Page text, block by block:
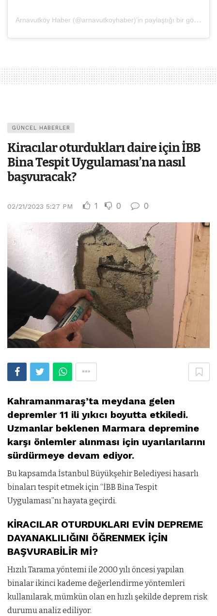
Arnavutköy Haber (@arnavutkoyhaber)’in paylaştığı bir gönderi
GÜNCEL HABERLER
Kiracılar oturdukları daire için İBB
Bina Tespit Uygulaması’na nasıl
başvuracak?
02/21/2023 5:27 PM 1 0 0
Kahramanmaraş’ta meydana gelen
depremler 11 ili yıkıcı boyutta etkiledi.
Uzmanlar beklenen Marmara depremine
karşı önlemler alınması için uyarılarılarını
sürdürmeye devam ediyor.
Bu kapsamda İstanbul Büyükşehir Belediyesi hasarlı
binaları tespit etmek için “İBB Bina Tespit
Uygulaması”nı hayata geçirdi.
KİRACILAR OTURDUKLARI EVİN DEPREME
DAYANAKLILIĞINI ÖĞRENMEK İÇİN
BAŞVURABİLİR Mİ?
Hızılı Tarama yöntemi ile 2000 yılı öncesi yapılan
binalar ikinci kademe değerlendirme yöntemleri
kullanılarak, mümkün olan en hızlı şekilde deprem risk
durumu analiz ediliyor.